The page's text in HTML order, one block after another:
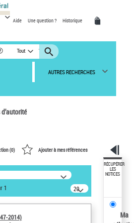
Aide Une question ? Historique
Tout
AUTRES RECHERCHES
les
:
2014)
(0) Ajouter à mes références
1
20
résultats/page
2014)
RÉCUPÉRER
LES
NOTICES
Ma